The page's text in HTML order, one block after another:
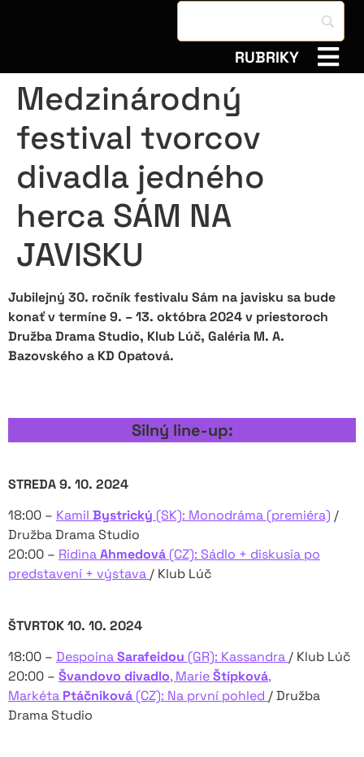
RUBRIKY
Medzinárodný
festival tvorcov
divadla jedného
herca SÁM NA
JAVISKU
Jubilejný 30. ročník festivalu Sám na javisku sa bude
konať v termíne 9. – 13. októbra 2024 v priestoroch
Družba Drama Studio, Klub Lúč, Galéria M. A.
Bazovského a KD Opatová.
Silný line-up:
STREDA 9. 10. 2024
18:00 – Kamil Bystrický (SK): Monodráma (premiéra) /
Družba Drama Studio
20:00 – RidinaAhmedová (CZ): Sádlo + diskusia po
predstavení + výstava / Klub Lúč
ŠTVRTOK 10. 10. 2024
18:00 – DespoinaSarafeidou (GR): Kassandra / Klub Lúč
20:00 – Švandovo divadlo, MarieŠtípková,
Markéta Ptáčniková (CZ): Na první pohled / Družba
Drama Studio